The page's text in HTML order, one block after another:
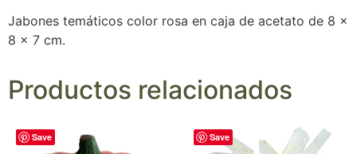
Jabones temáticos color rosa en caja de acetato de 8 x
8 x 7 cm.
Productos relacionados
Save Save